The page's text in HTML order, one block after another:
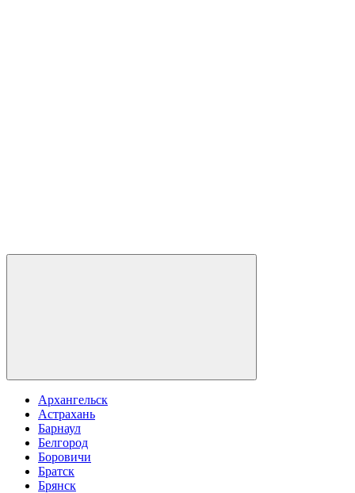
Архангельск
Астрахань
Барнаул
Белгород
Боровичи
Братск
Брянск